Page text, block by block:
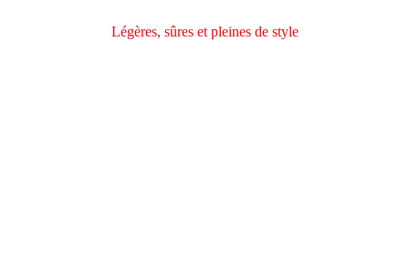
Légères, sûres et pleines de style